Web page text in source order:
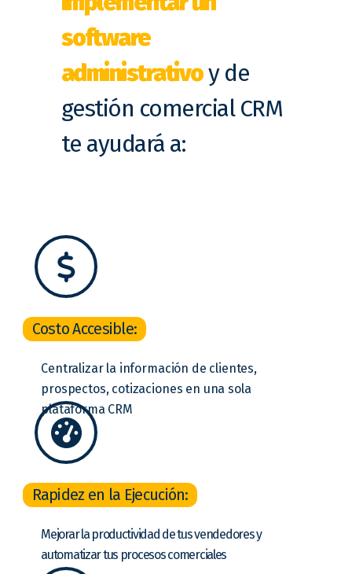
software
administrativoy de
gestión comercial CRM
te ayudará a:
Costo Accesible:
Centralizar la información de clientes,
prospectos, cotizaciones en una sola
plataforma CRM
Rapidez en la Ejecución:
Mejorar la productividad de tus vendedores y
automatizar tus procesos comerciales